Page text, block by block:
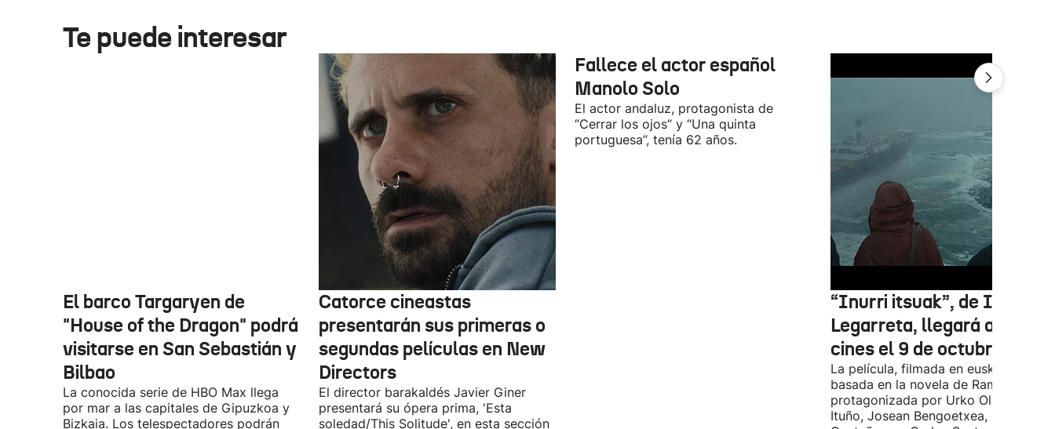
Te puede interesar
El barco Targaryen de
"House of the Dragon" podrá
visitarse en San Sebastián y
Bilbao
La conocida serie de HBO Max llega
por mar a las capitales de Gipuzkoa y
Bizkaia. Los telespectadores podrán
Catorce cineastas
presentarán sus primeras o
segundas películas en New
Directors
El director barakaldés Javier Giner
presentará su ópera prima, 'Esta
soledad/This Solitude', en esta sección
Fallece el actor español
Manolo Solo
El actor andaluz, protagonista de
“Cerrar los ojos” y “Una quinta
portuguesa”, tenía 62 años.
“Inurri itsuak”, de Igor
Legarreta, llegará a los
cines el 9 de octubre
La película, filmada en euskera, está
basada en la novela de Ramiro
protagonizada por Urko Olazabal,
Ituño, Josean Bengoetxea, Miren